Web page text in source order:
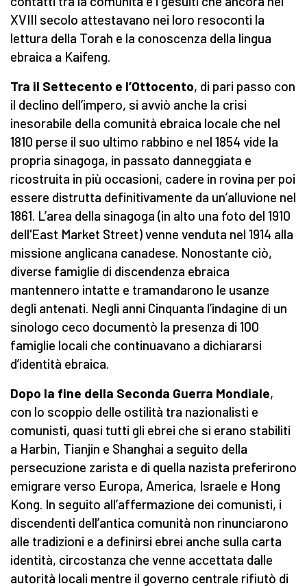
XVIII secolo attestavano nei loro resoconti la
lettura della Torah e la conoscenza della lingua
ebraica a Kaifeng.
Tra il Settecento e l’Ottocento, di pari passo con
il declino dell’impero, si avviò anche la crisi
inesorabile della comunità ebraica locale che nel
1810 perse il suo ultimo rabbino e nel 1854 vide la
propria sinagoga, in passato danneggiata e
ricostruita in più occasioni, cadere in rovina per poi
essere distrutta definitivamente da un’alluvione nel
1861. L’area della sinagoga (in alto una foto del 1910
dell'East Market Street) venne venduta nel 1914 alla
missione anglicana canadese. Nonostante ciò,
diverse famiglie di discendenza ebraica
mantennero intatte e tramandarono le usanze
degli antenati. Negli anni Cinquanta l’indagine di un
sinologo ceco documentò la presenza di 100
famiglie locali che continuavano a dichiararsi
d’identità ebraica.
Dopo la fine della Seconda Guerra Mondiale,
con lo scoppio delle ostilità tra nazionalisti e
comunisti, quasi tutti gli ebrei che si erano stabiliti
a Harbin, Tianjin e Shanghai a seguito della
persecuzione zarista e di quella nazista preferirono
emigrare verso Europa, America, Israele e Hong
Kong. In seguito all’affermazione dei comunisti, i
discendenti dell’antica comunità non rinunciarono
alle tradizioni e a definirsi ebrei anche sulla carta
identità, circostanza che venne accettata dalle
autorità locali mentre il governo centrale rifiutò di